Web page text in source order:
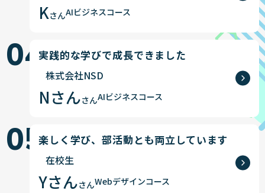
KさんAIビジネスコース
04実践的な学びで成長できました
株式会社NSD
NさんさんAIビジネスコース
05楽しく学び、部活動とも両立しています
在校生
YさんさんWebデザインコース